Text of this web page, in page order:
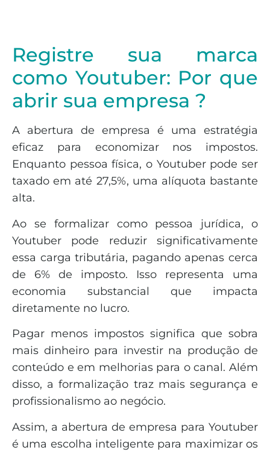
Registre sua marca
como Youtuber: Por que
abrir sua empresa ?
A abertura de empresa é uma estratégia
eficaz para economizar nos impostos.
Enquanto pessoa física, o Youtuber pode ser
taxado em até 27,5%, uma alíquota bastante
alta.
Ao se formalizar como pessoa jurídica, o
Youtuber pode reduzir significativamente
essa carga tributária, pagando apenas cerca
de 6% de imposto. Isso representa uma
economia substancial que impacta
diretamente no lucro.
Pagar menos impostos significa que sobra
mais dinheiro para investir na produção de
conteúdo e em melhorias para o canal. Além
disso, a formalização traz mais segurança e
profissionalismo ao negócio.
Assim, a abertura de empresa para Youtuber
é uma escolha inteligente para maximizar os